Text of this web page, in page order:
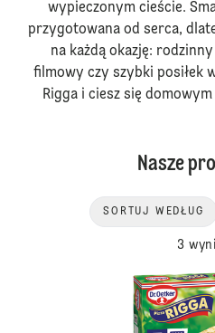
wypieczonym cieście.
przygotowana od serca,
na każdą okazję:
filmowy czy szybki posiłek
Rigga i ciesz się
Nasze
3
SORTUJ WEDŁUG